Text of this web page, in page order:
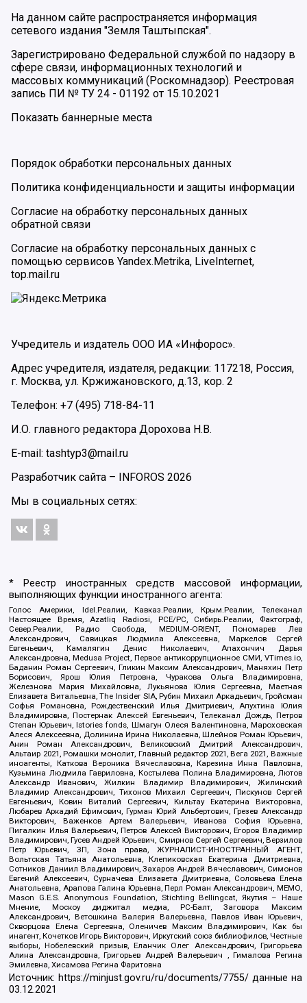
На данном сайте распространяется информация
сетевого издания "Земля Таштыпская".
Зарегистрировано Федеральной службой по надзору в
сфере связи, информационных технологий и
массовых коммуникаций (Роскомнадзор). Реестровая
запись ПИ № ТУ 24 - 01192 от 15.10.2021
Показать баннерные места
Порядок обработки персональных данных
Политика конфиденциальности и защиты информации
Согласие на обработку персональных данных
обратной связи
Согласие на обработку персональных данных с
помощью сервисов Yandex.Metrika, LiveInternet,
top.mail.ru
Учредитель и издатель ООО ИА «Инфорос».
Адрес учредителя, издателя, редакции: 117218, Россия,
г. Москва, ул. Кржижановского, д.13, кор. 2
Телефон: +7 (495) 718-84-11
И.О. главного редактора Дорохова Н.В.
E-mail: tashtyp3@mail.ru
Разработчик сайта –
INFOROS 2026
Мы в социальных сетях:
* Реестр иностранных средств массовой информации,
выполняющих функции иностранного агента:
Голос Америки, Idel.Реалии, Кавказ.Реалии, Крым.Реалии, Телеканал
Настоящее Время, Azatliq Radiosi, PCE/PC, Сибирь.Реалии, Фактограф,
Север.Реалии, Радио Свобода, MEDIUM-ORIENT, Пономарев Лев
Александрович, Савицкая Людмила Алексеевна, Маркелов Сергей
Евгеньевич, Камалягин Денис Николаевич, Апахончич Дарья
Александровна, Medusa Project, Первое антикоррупционное СМИ, VTimes.io,
Баданин Роман Сергеевич, Гликин Максим Александрович, Маняхин Петр
Борисович, Ярош Юлия Петровна, Чуракова Ольга Владимировна,
Железнова Мария Михайловна, Лукьянова Юлия Сергеевна, Маетная
Елизавета Витальевна, The Insider SIA, Рубин Михаил Аркадьевич, Гройсман
Софья Романовна, Рождественский Илья Дмитриевич, Апухтина Юлия
Владимировна, Постернак Алексей Евгеньевич, Телеканал Дождь, Петров
Степан Юрьевич, Istories fonds, Шмагун Олеся Валентиновна, Мароховская
Алеся Алексеевна, Долинина Ирина Николаевна, Шлейнов Роман Юрьевич,
Анин Роман Александрович, Великовский Дмитрий Александрович,
Альтаир 2021, Ромашки монолит, Главный редактор 2021, Вега 2021, Важные
иноагенты, Каткова Вероника Вячеславовна, Карезина Инна Павловна,
Кузьмина Людмила Гавриловна, Костылева Полина Владимировна, Лютов
Александр Иванович, Жилкин Владимир Владимирович, Жилинский
Владимир Александрович, Тихонов Михаил Сергеевич, Пискунов Сергей
Евгеньевич, Ковин Виталий Сергеевич, Кильтау Екатерина Викторовна,
Любарев Аркадий Ефимович, Гурман Юрий Альбертович, Грезев Александр
Викторович, Важенков Артем Валерьевич, Иванова София Юрьевна,
Пигалкин Илья Валерьевич, Петров Алексей Викторович, Егоров Владимир
Владимирович, Гусев Андрей Юрьевич, Смирнов Сергей Сергеевич, Верзилов
Петр Юрьевич, ЗП, Зона права, ЖУРНАЛИСТ-ИНОСТРАННЫЙ АГЕНТ,
Вольтская Татьяна Анатольевна, Клепиковская Екатерина Дмитриевна,
Сотников Даниил Владимирович, Захаров Андрей Вячеславович, Симонов
Евгений Алексеевич, Сурначева Елизавета Дмитриевна, Соловьева Елена
Анатольевна, Арапова Галина Юрьевна, Перл Роман Александрович, МЕМО,
Mason G.E.S. Anonymous Foundation, Stichting Bellingcat, Якутия – Наше
Мнение, Москоу диджитал медиа, РС-Балт, Заговора Максим
Александрович, Ветошкина Валерия Валерьевна, Павлов Иван Юрьевич,
Скворцова Елена Сергеевна, Оленичев Максим Владимирович, Как бы
инагент, Кочетков Игорь Викторович, Иркутский союз библиофилов, Честные
выборы, Нобелевский призыв, Еланчик Олег Александрович, Григорьева
Алина Александровна, Григорьев Андрей Валерьевич , Гималова Регина
Эмилевна, Хисамова Регина Фаритовна
Источник: https://minjust.gov.ru/ru/documents/7755/ данные на
03.12.2021